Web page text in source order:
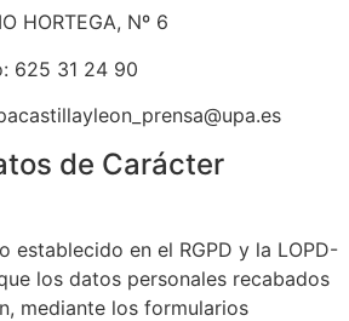
HORTEGA, Nº 6
625 31 24 90
de Carácter
establecido en el RGPD y la LOPD-
los datos personales recabados
mediante los formularios